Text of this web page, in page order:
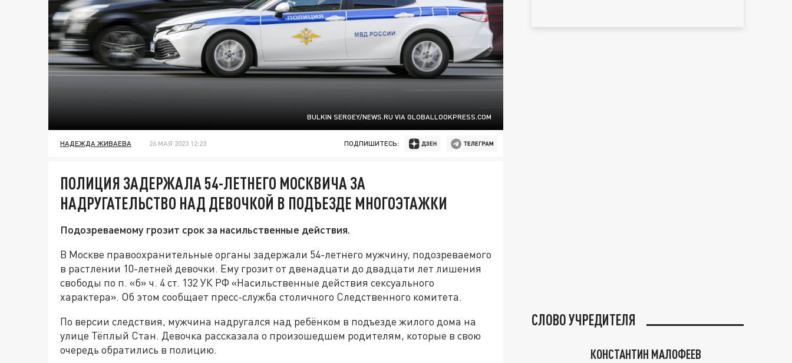
BULKIN SERGEY/NEWS.RU VIA GLOBALLOOKPRESS.COM
НАДЕЖДА ЖИВАЕВА 26 МАЯ 2023 12:23 ПОДПИШИТЕСЬ:
ПОЛИЦИЯ ЗАДЕРЖАЛА 54-ЛЕТНЕГО МОСКВИЧА ЗА
НАДРУГАТЕЛЬСТВО НАД ДЕВОЧКОЙ В ПОДЪЕЗДЕ МНОГОЭТАЖКИ
Подозреваемому грозит срок за насильственные действия.
В Москве правоохранительные органы задержали 54-летнего мужчину, подозреваемого
в растлении 10-летней девочки. Ему грозит от двенадцати до двадцати лет лишения
свободы по п. «б» ч. 4 ст. 132 УК РФ «Насильственные действия сексуального
характера». Об этом сообщает пресс-служба столичного Следственного комитета.
По версии следствия, мужчина надругался над ребёнком в подъезде жилого дома на
улице Тёплый Стан. Девочка рассказала о произошедшем родителям, которые в свою
очередь обратились в полицию.
СЛОВО УЧРЕДИТЕЛЯ
КОНСТАНТИН МАЛОФЕЕВ